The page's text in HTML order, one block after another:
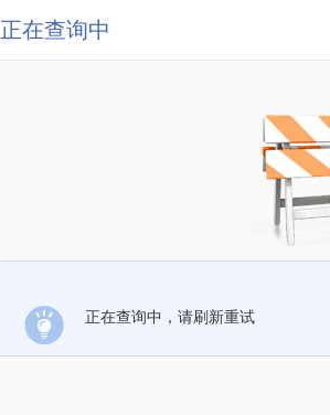
正在查询中
正在查询中，请刷新重试